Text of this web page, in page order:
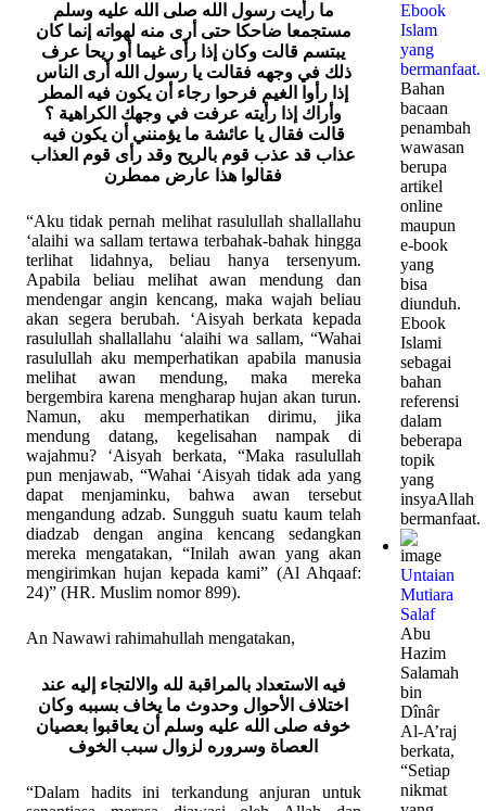
ما رأيت رسول الله صلى الله عليه وسلم
مستجمعا ضاحكا حتى أرى منه لهواته إنما كان
يبتسم قالت وكان إذا رأى غيما أو ريحا عرف
ذلك في وجهه فقالت يا رسول الله أرى الناس
إذا رأوا الغيم فرحوا رجاء أن يكون فيه المطر
وأراك إذا رأيته عرفت في وجهك الكراهية ؟
قالت فقال يا عائشة ما يؤمنني أن يكون فيه
عذاب قد عذب قوم بالريح وقد رأى قوم العذاب
فقالوا هذا عارض ممطرن
“Aku tidak pernah melihat rasulullah shallallahu
‘alaihi wa sallam tertawa terbahak-bahak hingga
terlihat lidahnya, beliau hanya tersenyum.
Apabila beliau melihat awan mendung dan
mendengar angin kencang, maka wajah beliau
akan segera berubah. ‘Aisyah berkata kepada
rasulullah shallallahu ‘alaihi wa sallam, “Wahai
rasulullah aku memperhatikan apabila manusia
melihat awan mendung, maka mereka
bergembira karena mengharap hujan akan turun.
Namun, aku memperhatikan dirimu, jika
mendung datang, kegelisahan nampak di
wajahmu? ‘Aisyah berkata, “Maka rasulullah
pun menjawab, “Wahai ‘Aisyah tidak ada yang
dapat menjaminku, bahwa awan tersebut
mengandung adzab. Sungguh suatu kaum telah
diadzab dengan angina kencang sedangkan
mereka mengatakan, “Inilah awan yang akan
mengirimkan hujan kepada kami” (Al Ahqaaf:
24)” (HR. Muslim nomor 899).
An Nawawi rahimahullah mengatakan,
فيه الاستعداد بالمراقبة لله والالتجاء إليه عند
اختلاف الأحوال وحدوث ما يخاف بسببه وكان
خوفه صلى الله عليه وسلم أن يعاقبوا بعصيان
العصاة وسروره لزوال سبب الخوف
“Dalam hadits ini terkandung anjuran untuk
Ebook
Islam
yang
bermanfaat.
Bahan
bacaan
penambah
wawasan
berupa
artikel
online
maupun
e-book
yang
bisa
diunduh.
Ebook
Islami
sebagai
bahan
referensi
dalam
beberapa
topik
yang
insyaAllah
bermanfaat.
Untaian
Mutiara
Salaf
Abu
Hazim
Salamah
bin
Dînâr
Al-A’raj
berkata,
“Setiap
nikmat